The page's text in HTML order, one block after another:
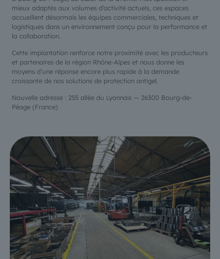
mieux adaptés aux volumes d’activité actuels, ces espaces
accueillent désormais les équipes commerciales, techniques et
logistiques dans un environnement conçu pour la performance et
la collaboration.
Cette implantation renforce notre proximité avec les producteurs
et partenaires de la région Rhône-Alpes et nous donne les
moyens d’une réponse encore plus rapide à la demande
croissante de nos solutions de protection antigel.
Nouvelle adresse : 255 allée du Lyonnais — 26300 Bourg-de-
Péage (France)